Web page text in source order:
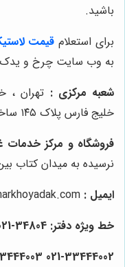
باشید.
برای استعلام قیمت
به وب سایت چرخ و یدک
شعبه مرکزی : تهران ،
خلیج فارس پلاک ۱۴۵ ساختمان چرخ و یدک.
فروشگاه و مرکز خدمات
نرسیده به میدان کتاب
ایمیل :
خط ویژه دفتر: 34804-021
021-33444002 021-33444003